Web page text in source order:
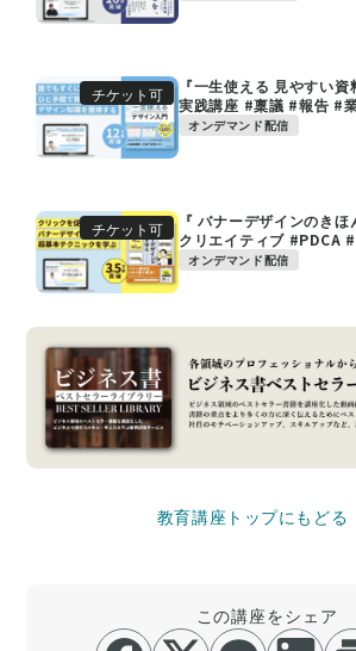
チケット可
『一生使える 見やすい資
実践講座 #稟議 #報告 #
オンデマンド配信
チケット可
『 バナーデザインのき
クリエイティブ #PDCA
オンデマンド配信
教育講座トップにもどる
この講座をシェア